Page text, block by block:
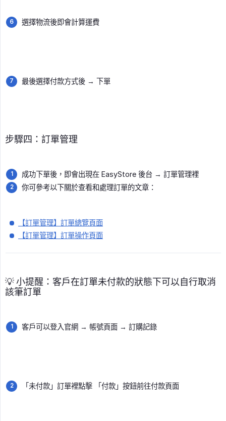
選擇物流後即會計算運費
最後選擇付款方式後 → 下單
步驟四：訂單管理
成功下單後，即會出現在 EasyStore 後台 → 訂單管理裡
你可參考以下關於查看和處理訂單的文章：
【訂單管理】訂單總覽頁面
【訂單管理】訂單操作頁面
💡 小提醒：客戶在訂單未付款的狀態下可以自行取消
該筆訂單
客戶可以登入官網 → 帳號頁面 → 訂購記錄
「未付款」訂單裡點擊 「付款」按鈕前往付款頁面